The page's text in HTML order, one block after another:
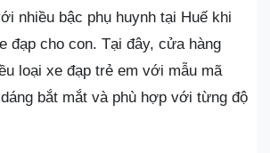
nhiều bậc phụ huynh tại Huế khi
đạp cho con. Tại đây, cửa hàng
loại xe đạp trẻ em với mẫu mã
bắt mắt và phù hợp với từng độ